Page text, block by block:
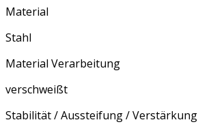
Material
Stahl
Material Verarbeitung
verschweißt
Stabilität / Aussteifung / Verstärkung